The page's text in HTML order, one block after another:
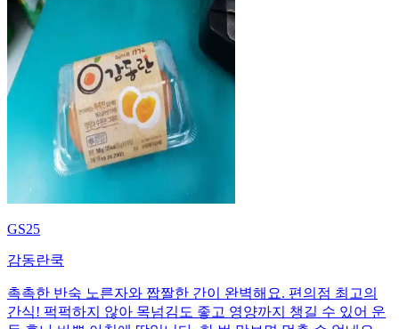
GS25
감동란쿡
촉촉한 반숙 노른자와 짭짤한 간이 완벽해요. 편의점 최고의
간식! 퍽퍽하지 않아 목넘김도 좋고 영양까지 챙길 수 있어 운